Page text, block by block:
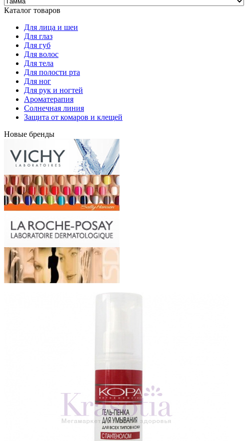
Каталог товаров
Для лица и шеи
Для глаз
Для губ
Для волос
Для тела
Для полости рта
Для ног
Для рук и ногтей
Ароматерапия
Солнечная линия
Защита от комаров и клещей
Новые бренды